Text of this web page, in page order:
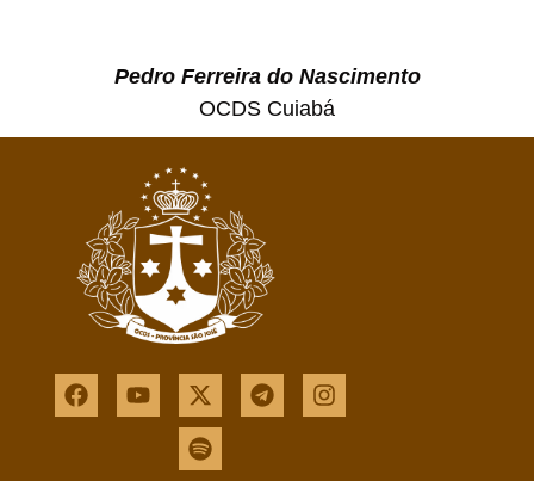
Pedro Ferreira do Nascimento
OCDS Cuiabá